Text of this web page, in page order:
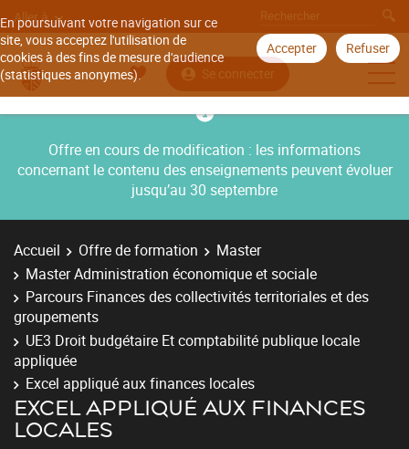
En poursuivant votre navigation sur ce
site, vous acceptez l'utilisation de
cookies à des fins de mesure d'audience
(statistiques anonymes).
Accepter Refuser
Aller à
Se connecter
Offre en cours de modification : les informations
concernant le contenu des enseignements peuvent évoluer
jusqu’au 30 septembre
Accueil Offre de formation
Master
Master Administration économique et sociale
Parcours Finances des collectivités territoriales et des
groupements
UE3 Droit budgétaire Et comptabilité publique locale
appliquée
Excel appliqué aux finances locales
EXCEL APPLIQUÉ AUX FINANCES
LOCALES